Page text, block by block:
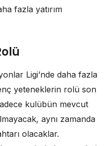
fazla yatırım
Ligi’nde daha fazla
yeteneklerin rolü son
kulübün mevcut
aynı zamanda
olacaklar.